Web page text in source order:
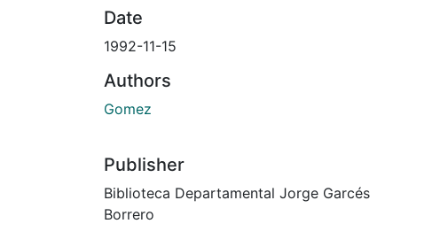
Date
1992-11-15
Authors
Gomez
Publisher
Biblioteca Departamental Jorge Garcés
Borrero